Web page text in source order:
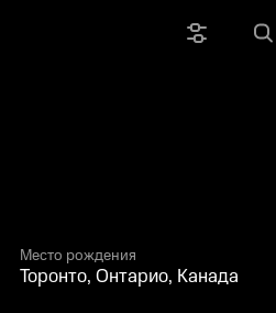
Место рождения
Торонто, Онтарио, Канада